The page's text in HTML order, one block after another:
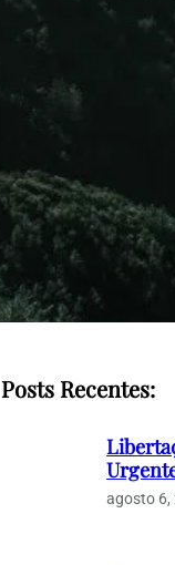
Posts Recentes:
agosto 6,